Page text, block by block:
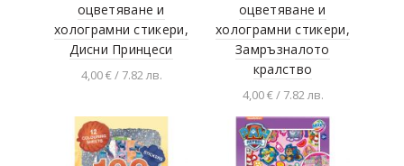
оцветяване и
холограмни стикери,
Дисни Принцеси
4,00 € / 7.82 лв.
количката
оцветяване и
холограмни стикери,
Замръзналото
кралство
4,00 € / 7.82 лв.
Добавяне в
количката